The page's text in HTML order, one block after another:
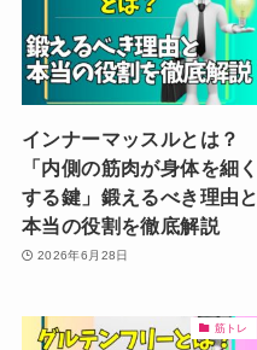
インナーマッスルとは？
「内側の筋肉が身体を細く
する鍵」鍛えるべき理由と
本当の役割を徹底解説
2026年6月28日
筋トレ